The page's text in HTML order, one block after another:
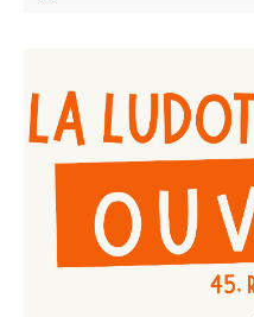
Venez jouer et/ou
Ludothèque Bulles à jeux